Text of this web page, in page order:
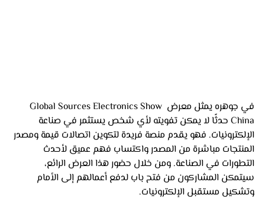
في جوهره يمثل معرض Global Sources Electronics Show
China حدثًا لا يمكن تفويته لأي شخص يستثمر في صناعة
الإلكترونيات. فهو يقدم منصة فريدة لتكوين اتصالات قيمة ومصدر
المنتجات مباشرة من المصدر واكتساب فهم عميق لأحدث
التطورات في الصناعة. ومن خلال حضور هذا العرض الرائع،
سيتمكن المشاركون من فتح باب لدفع أعمالهم إلى الأمام
وتشكيل مستقبل الإلكترونيات.